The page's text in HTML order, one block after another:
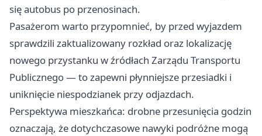
się autobus po przenosinach.
Pasażerom warto przypomnieć, by przed wyjazdem
sprawdzili zaktualizowany rozkład oraz lokalizację
nowego przystanku w źródłach Zarządu Transportu
Publicznego — to zapewni płynniejsze przesiadki i
uniknięcie niespodzianek przy odjazdach.
Perspektywa mieszkańca: drobne przesunięcia godzin
oznaczają, że dotychczasowe nawyki podróżne mogą